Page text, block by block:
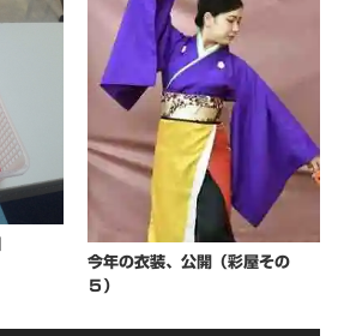
今年の衣装、公開（彩屋その
５）